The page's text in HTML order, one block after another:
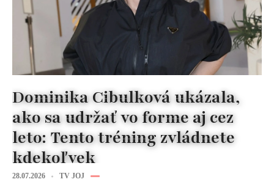
Dominika Cibulková ukázala,
ako sa udržať vo forme aj cez
leto: Tento tréning zvládnete
kdekoľvek
28.07.2026 TV JOJ